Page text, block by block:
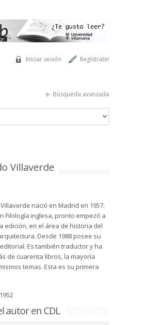
Regístrate!
Iniciar sesión
Búsqueda avanzada
Villaverde
nació en Madrid en 1957.
Filología inglesa, pronto empezó a
edición, en el área de historia del
Desde 1988 posee su
Es también traductor y ha
de cuarenta libros, la mayoría
temas. Esta es su primera
1952
autor en CDL